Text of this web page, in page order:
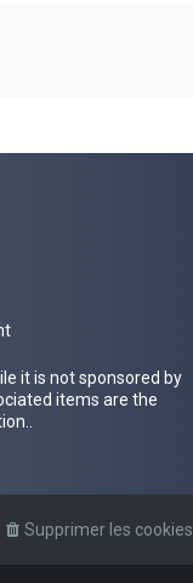
it is not sponsored by
items are the
Supprimer les cookies